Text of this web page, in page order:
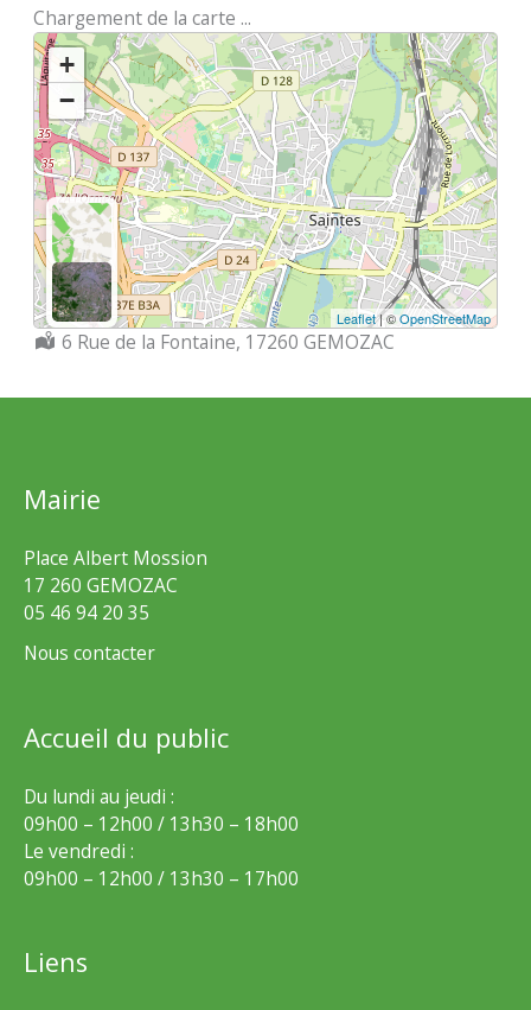
Chargement de la carte ...
+
−
Leaflet| ©OpenStreetMap
Localisation :
6 Rue de la Fontaine, 17260 GEMOZAC
Mairie
Place Albert Mossion
17 260 GEMOZAC
05 46 94 20 35
Nous contacter
Accueil du public
Du lundi au jeudi :
09h00 – 12h00 / 13h30 – 18h00
Le vendredi :
09h00 – 12h00 / 13h30 – 17h00
Liens